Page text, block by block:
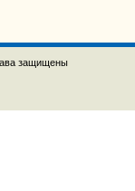
защищены